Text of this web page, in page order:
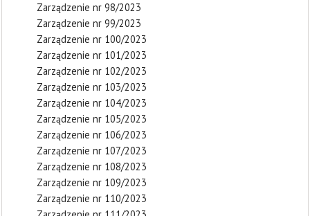
Zarządzenie nr 98/2023
Zarządzenie nr 99/2023
Zarządzenie nr 100/2023
Zarządzenie nr 101/2023
Zarządzenie nr 102/2023
Zarządzenie nr 103/2023
Zarządzenie nr 104/2023
Zarządzenie nr 105/2023
Zarządzenie nr 106/2023
Zarządzenie nr 107/2023
Zarządzenie nr 108/2023
Zarządzenie nr 109/2023
Zarządzenie nr 110/2023